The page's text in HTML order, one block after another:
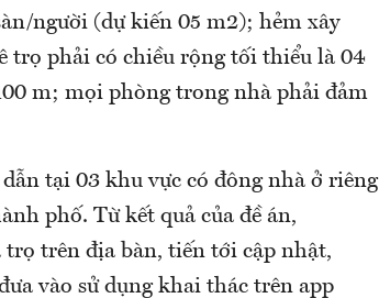
người (dự kiến 05 m2); hẻm xây
trọ phải có chiều rộng tối thiểu là 04
m; mọi phòng trong nhà phải đảm
tại 03 khu vực có đông nhà ở riêng
phố. Từ kết quả của đề án,
trọ trên địa bàn, tiến tới cập nhật,
vào sử dụng khai thác trên app